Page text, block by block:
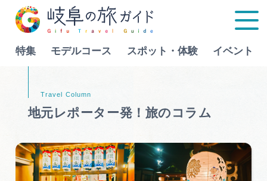
特集 モデルコース スポット・体験 イベント
モデルコース
Language
地元レポーター発！旅のコラム